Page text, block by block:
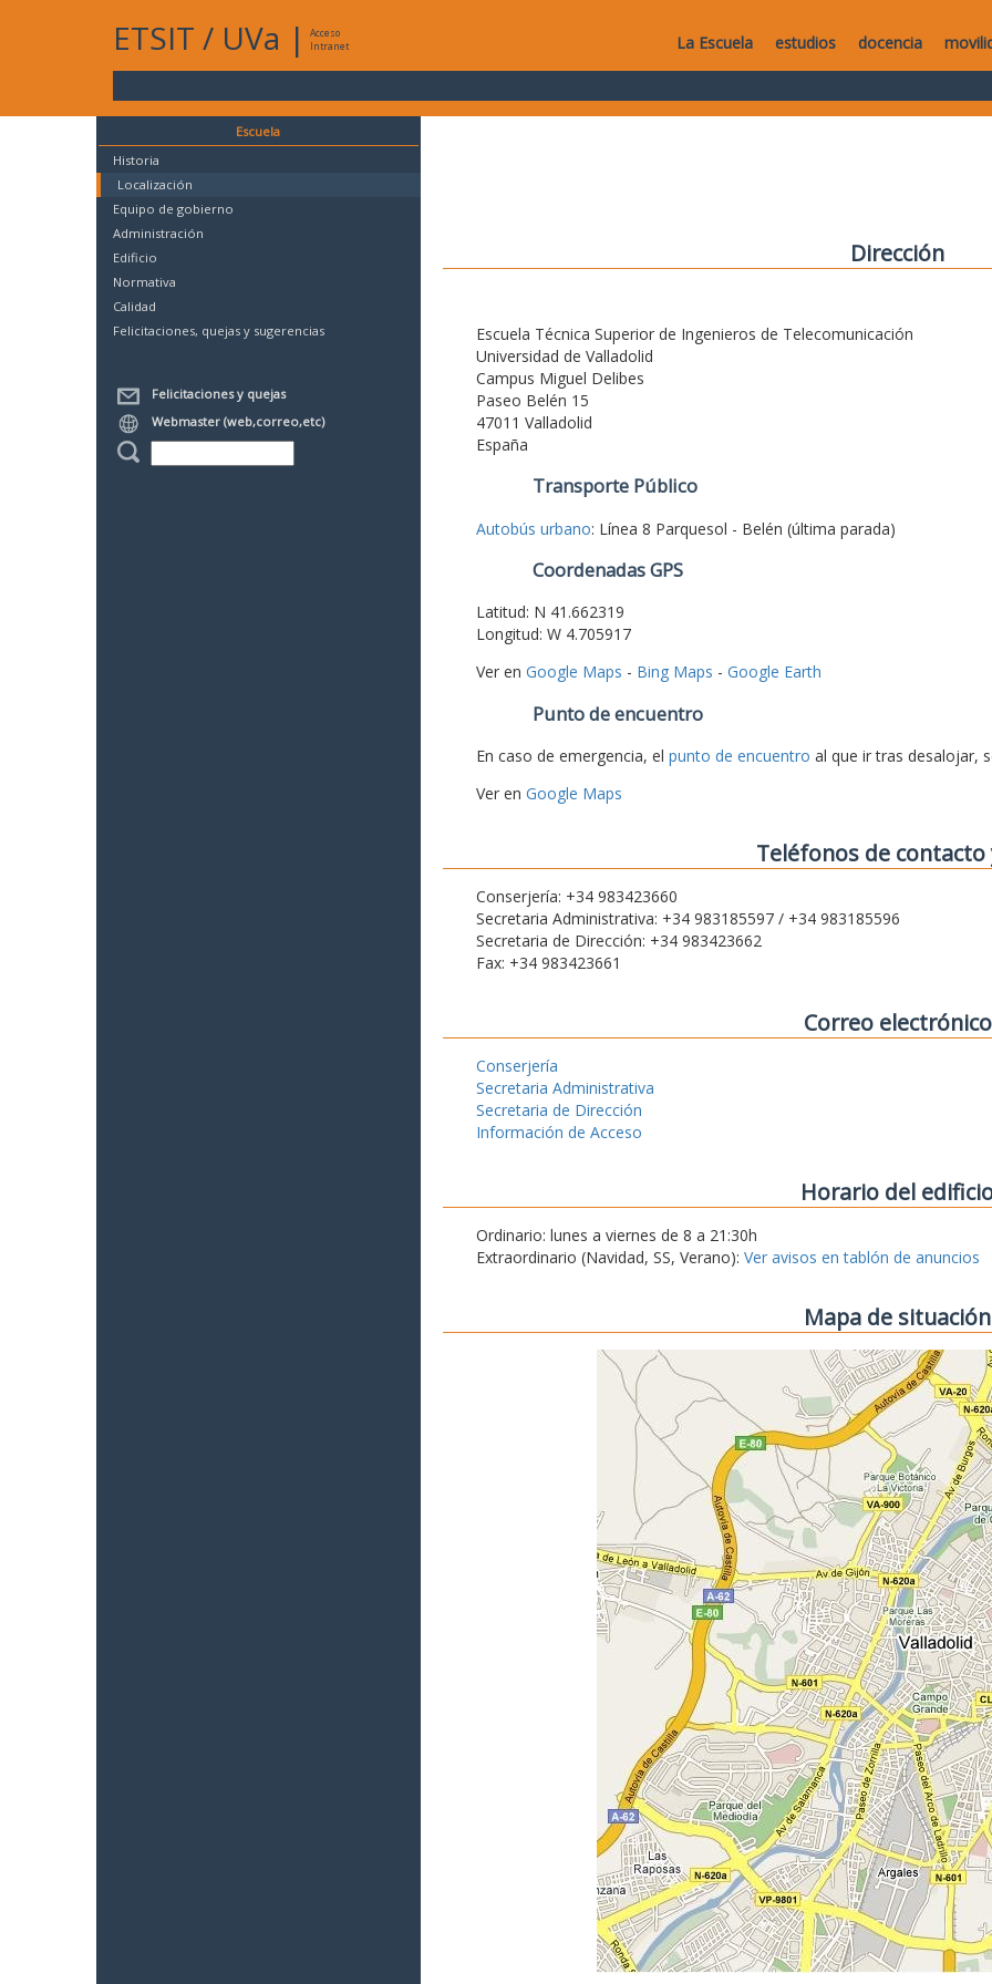
ETSIT / UVa |
Acceso
Intranet
La Escuela estudios docencia
Escuela
Historia
Localización
Equipo de gobierno
Administración
Edificio
Normativa
Calidad
Felicitaciones, quejas y sugerencias
Felicitaciones y quejas
Webmaster (web,correo,etc)
Dirección
Escuela Técnica Superior de Ingenieros de Telecomunicación
Universidad de Valladolid
Campus Miguel Delibes
Paseo Belén 15
47011 Valladolid
España
Transporte Público
Autobús urbano: Línea 8 Parquesol - Belén (última parada)
Coordenadas GPS
Latitud: N 41.662319
Longitud: W 4.705917
Ver en Google Maps - Bing Maps - Google Earth
Punto de encuentro
En caso de emergencia, el punto de encuentro al que ir tras desalojar,
Ver en Google Maps
Teléfonos de contacto
Conserjería: +34 983423660
Secretaria Administrativa: +34 983185597 / +34 983185596
Secretaria de Dirección: +34 983423662
Fax: +34 983423661
Correo electrónico
Conserjería
Secretaria Administrativa
Secretaria de Dirección
Información de Acceso
Horario del
Ordinario: lunes a viernes de 8 a 21:30h
Extraordinario (Navidad, SS, Verano): Ver avisos en tablón de anuncios
Mapa de situación